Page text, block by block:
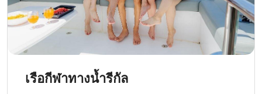
เรือกีฬาทางน้ำรีกัล